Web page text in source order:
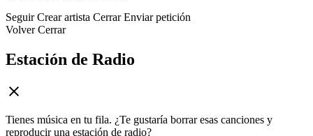
Seguir Crear artista Cerrar Enviar petición
Volver Cerrar
Estación de Radio
Tienes música en tu fila. ¿Te gustaría borrar esas canciones y
reproducir una estación de radio?